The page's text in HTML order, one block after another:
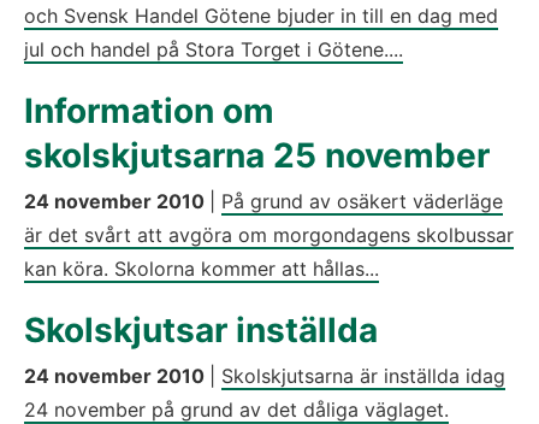
och Svensk Handel Götene bjuder in till en dag med
jul och handel på Stora Torget i Götene....
Information om
skolskjutsarna 25 november
24 november 2010
På grund av osäkert väderläge
är det svårt att avgöra om morgondagens skolbussar
kan köra. Skolorna kommer att hållas...
Skolskjutsar inställda
24 november 2010
Skolskjutsarna är inställda idag
24 november på grund av det dåliga väglaget.